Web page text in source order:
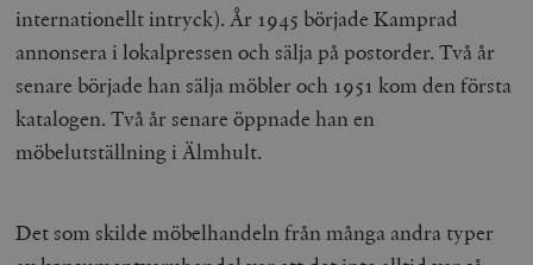
internationellt intryck). År 1945 började Kamprad
annonsera i lokalpressen och sälja på postorder. Två år
senare började han sälja möbler och 1951 kom den första
katalogen. Två år senare öppnade han en
möbelutställning i Älmhult.
Det som skilde möbelhandeln från många andra typer